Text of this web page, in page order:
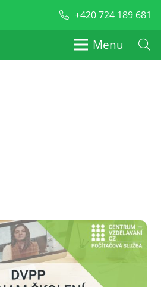
+420 724 189 681
Menu